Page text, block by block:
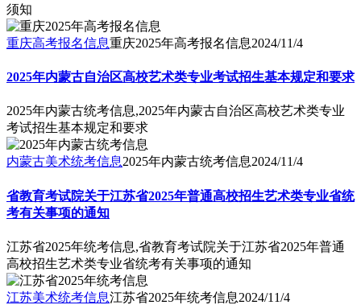
须知
重庆高考报名信息重庆2025年高考报名信息2024/11/4
2025年内蒙古自治区高校艺术类专业考试招生基本规定和要求
2025年内蒙古统考信息,2025年内蒙古自治区高校艺术类专业
考试招生基本规定和要求
内蒙古美术统考信息2025年内蒙古统考信息2024/11/4
省教育考试院关于江苏省2025年普通高校招生艺术类专业省统
考有关事项的通知
江苏省2025年统考信息,省教育考试院关于江苏省2025年普通
高校招生艺术类专业省统考有关事项的通知
江苏美术统考信息江苏省2025年统考信息2024/11/4